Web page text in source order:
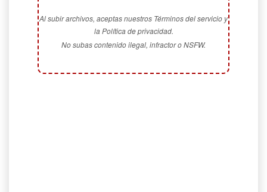
Al subir archivos, aceptas nuestros Términos del servicio y
la Política de privacidad.
No subas contenido ilegal, infractor o NSFW.